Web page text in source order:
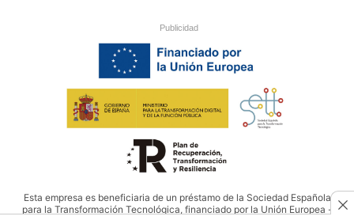
Publicidad
Esta empresa es beneficiaria de un préstamo de la Sociedad Española
para la Transformación Tecnológica, financiado por la Unión Europea -